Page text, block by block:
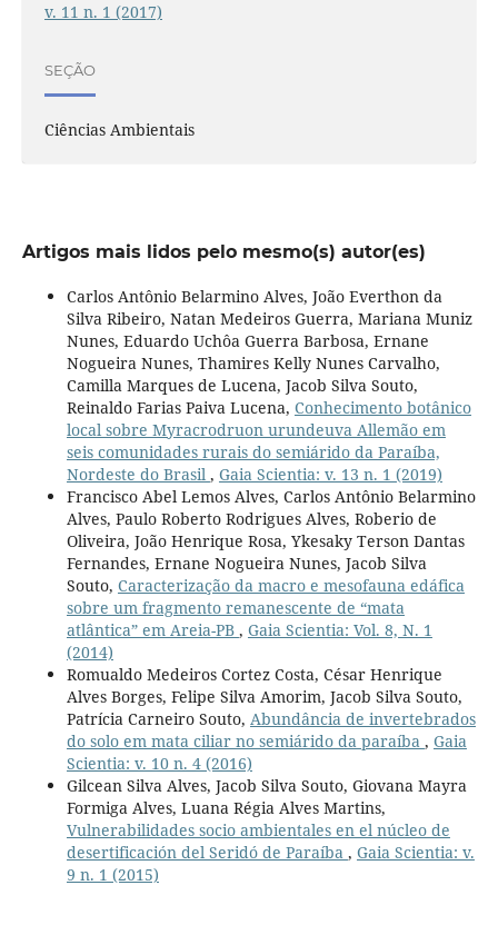
v. 11 n. 1 (2017)
SEÇÃO
Ciências Ambientais
Artigos mais lidos pelo mesmo(s) autor(es)
Carlos Antônio Belarmino Alves, João Everthon da
Silva Ribeiro, Natan Medeiros Guerra, Mariana Muniz
Nunes, Eduardo Uchôa Guerra Barbosa, Ernane
Nogueira Nunes, Thamires Kelly Nunes Carvalho,
Camilla Marques de Lucena, Jacob Silva Souto,
Reinaldo Farias Paiva Lucena, Conhecimento botânico
local sobre Myracrodruon urundeuva Allemão em
seis comunidades rurais do semiárido da Paraíba,
Nordeste do Brasil , Gaia Scientia: v. 13 n. 1 (2019)
Francisco Abel Lemos Alves, Carlos Antônio Belarmino
Alves, Paulo Roberto Rodrigues Alves, Roberio de
Oliveira, João Henrique Rosa, Ykesaky Terson Dantas
Fernandes, Ernane Nogueira Nunes, Jacob Silva
Souto, Caracterização da macro e mesofauna edáfica
sobre um fragmento remanescente de “mata
atlântica” em Areia-PB , Gaia Scientia: Vol. 8, N. 1
(2014)
Romualdo Medeiros Cortez Costa, César Henrique
Alves Borges, Felipe Silva Amorim, Jacob Silva Souto,
Patrícia Carneiro Souto, Abundância de invertebrados
do solo em mata ciliar no semiárido da paraíba , Gaia
Scientia: v. 10 n. 4 (2016)
Gilcean Silva Alves, Jacob Silva Souto, Giovana Mayra
Formiga Alves, Luana Régia Alves Martins,
Vulnerabilidades socio ambientales en el núcleo de
desertificación del Seridó de Paraíba , Gaia Scientia: v.
9 n. 1 (2015)